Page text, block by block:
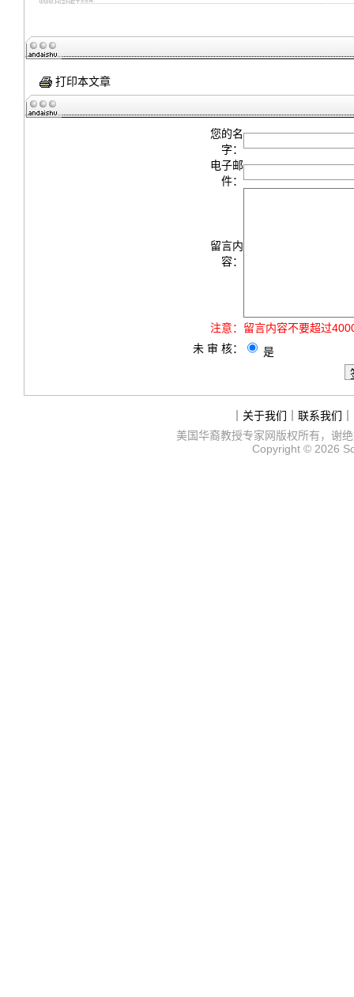
打印本文章
您的名
字：
电子邮
件：
留言内
容：
注意： 留言内容不要超过
未 审 核：
是
关于我们 联系我们
美国华裔教授专家网版权所有，谢
Copyright © 2026